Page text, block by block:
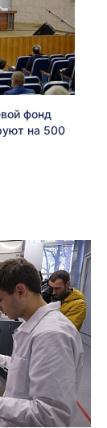
фонд
на 500